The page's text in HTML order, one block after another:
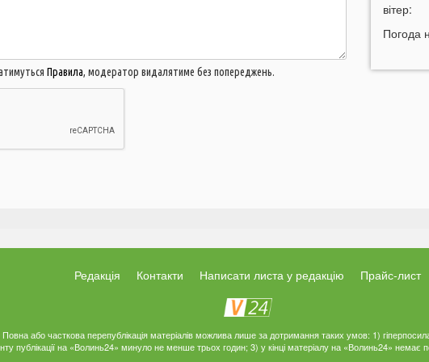
Правила, модератор видалятиме без попереджень.
16:40
у
14:26 У
13:38
вітер:
Погода
Редакція Контакти Написати листа у редакцію Прайс-лист
або часткова перепублікація матеріалів можлива лише за дотримання таких умов: 1)
публікації на «Волинь24» минуло не менше трьох годин; 3) у кінці матеріалу на «Волинь24» немає